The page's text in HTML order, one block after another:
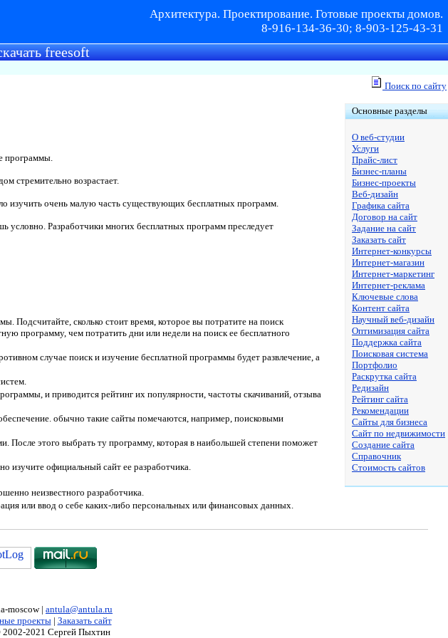
Архитектура. Проектирование. Готовые проекты домов.
8-916-134-36-30; 8-903-125-43-31
freesoft
Поиск по сайту
программы.
стремительно возрастает.
изучить очень малую часть существующих бесплатных программ.
условно. Разработчики многих бесплатных программ преследует
Подсчитайте, сколько стоит время, которое вы потратите на поиск
программу, чем потратить дни или недели на поиск ее бесплатного
случае поиск и изучение бесплатной программы будет развлечение, а
и приводится рейтинг их популярности, частоты скачиваний, отзыва
обычно такие сайты помечаются, например, поисковыми
После этого выбрать ту программу, которая в наибольшей степени поможет
изучите официальный сайт ее разработчика.
неизвестного разработчика.
или ввод о себе каких-либо персональных или финансовых данных.
Основные разделы
О веб-студии
Услуги
Прайс-лист
Бизнес-планы
Бизнес-проекты
Веб-дизайн
Графика сайта
Договор на сайт
Задание на сайт
Заказать сайт
Интернет-конкурсы
Интернет-магазин
Интернет-маркетинг
Интернет-реклама
Ключевые слова
Контент сайта
Научный веб-дизайн
Оптимизация сайта
Поддержка сайта
Поисковая система
Портфолио
Раскрутка сайта
Редизайн
Рейтинг сайта
Рекомендации
Сайты для бизнеса
Сайт по недвижимости
Создание сайта
Справочник
Стоимость сайтов
moscow | antula@antula.ru
проекты| Заказать сайт
2021 Сергей Пыхтин